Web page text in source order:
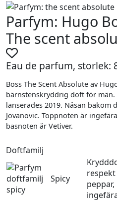
Parfym: Hugo
The scent
Eau de parfum, storlek:
Boss The Scent Absolute av
bärnstenskryddrig doft för män.
lanserades 2019. Näsan bakom
Jovanovic. Toppnoten är
basnoten är Vetiver.
Doftfamilj
Spicy
respekt